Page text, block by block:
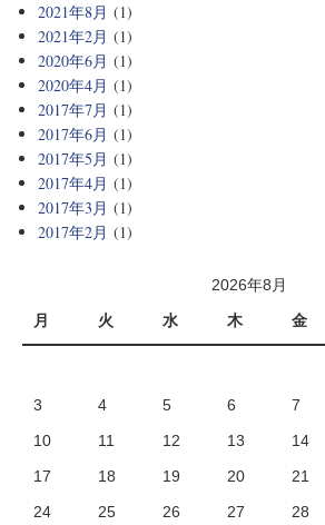
2021年8月 (1)
2021年2月 (1)
2020年6月 (1)
2020年4月 (1)
2017年7月 (1)
2017年6月 (1)
2017年5月 (1)
2017年4月 (1)
2017年3月 (1)
2017年2月 (1)
2026年8月
月
火 水 木 金
3
4 5 6 7
10
11 12 13 14
17
18 19 20 21
24
25 26 27 28